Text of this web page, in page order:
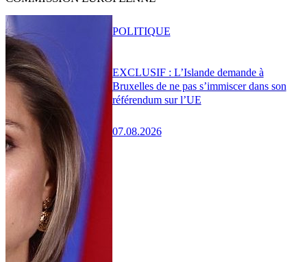
EXCLUSIF : L’Islande demande à
Bruxelles de ne pas s’immiscer dans son
référendum sur l’UE
07.08.2026
POLITIQUE